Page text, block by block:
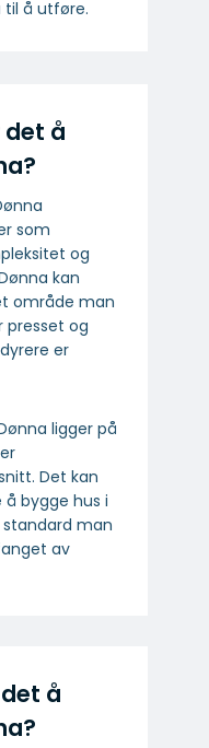
til å utføre.
det å
som
og
kan
område man
presset og
er
ligger på
Det kan
bygge hus i
man
av
å